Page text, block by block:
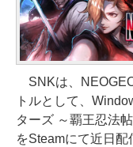
SNKは、
トルとして、
ターズ ～覇王忍法
をSteamにて近日配